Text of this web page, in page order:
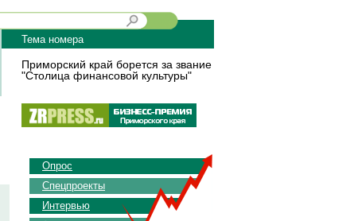
Тема номера
Приморский край борется за звание
"Столица финансовой культуры"
Опрос
Спецпроекты
Интервью